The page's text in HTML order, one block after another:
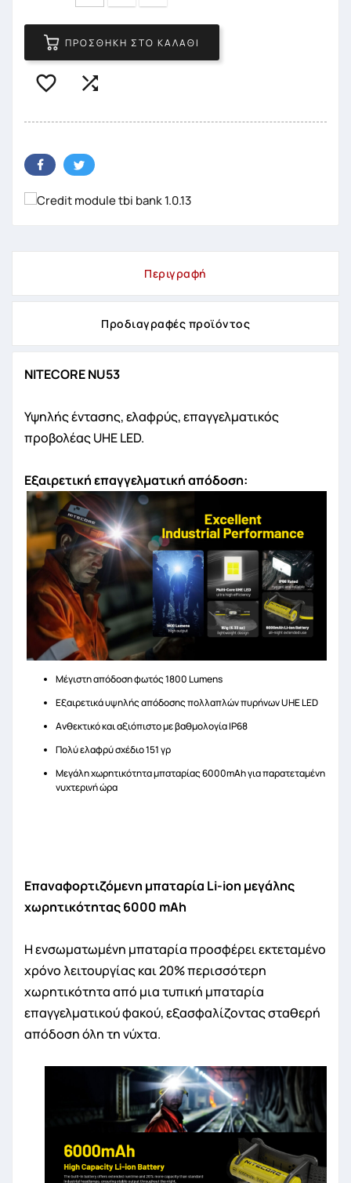
ΠΡΟΣΘΉΚΗ ΣΤΟ ΚΑΛΆΘΙ
 
Περιγραφή
Προδιαγραφές προϊόντος
NITECORE NU53
Υψηλής έντασης, ελαφρύς, επαγγελματικός
προβολέας UHE LED.
Εξαιρετική επαγγελματική απόδοση:
Μέγιστη απόδοση φωτός 1800 Lumens
Εξαιρετικά υψηλής απόδοσης πολλαπλών πυρήνων UHE LED
Ανθεκτικό και αξιόπιστο με βαθμολογία IP68
Πολύ ελαφρύ σχέδιο 151 γρ
Μεγάλη χωρητικότητα μπαταρίας 6000mAh για παρατεταμένη
νυχτερινή ώρα
Επαναφορτιζόμενη μπαταρία Li-ion μεγάλης
χωρητικότητας 6000 mAh
Η ενσωματωμένη μπαταρία προσφέρει εκτεταμένο
χρόνο λειτουργίας και 20% περισσότερη
χωρητικότητα από μια τυπική μπαταρία
επαγγελματικού φακού, εξασφαλίζοντας σταθερή
απόδοση όλη τη νύχτα.